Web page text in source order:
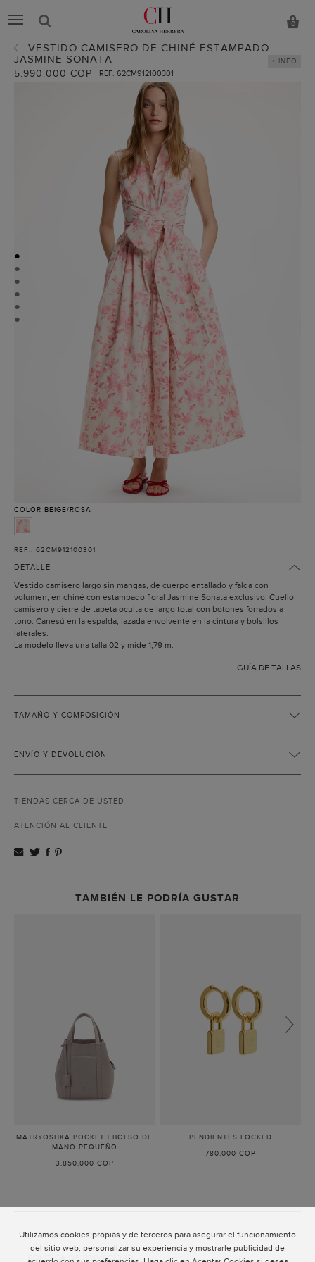
Utilizamos cookies propias y de terceros para asegurar el funcionamiento
del sitio web, personalizar su experiencia y mostrarle publicidad de
0
VESTIDO CAMISERO DE CHINÉ ESTAMPADO
JASMINE SONATA
5.990.000 COP REF. 62CM912100301
+ INFO
●
●
●
●
●
●
COLOR BEIGE/ROSA
REF.: 62CM912100301
DETALLE
Vestido camisero largo sin mangas, de cuerpo entallado y falda con
volumen, en chiné con estampado floral Jasmine Sonata exclusivo. Cuello
camisero y cierre de tapeta oculta de largo total con botones forrados a
tono. Canesú en la espalda, lazada envolvente en la cintura y bolsillos
laterales.
La modelo lleva una talla 02 y mide 1,79 m.
GUÍA DE TALLAS
TAMAÑO Y COMPOSICIÓN
ENVÍO Y DEVOLUCIÓN
TIENDAS CERCA DE USTED
ATENCIÓN AL CLIENTE
TAMBIÉN LE PODRÍA GUSTAR
MATRYOSHKA POCKET | BOLSO DE
MANO PEQUEÑO
3.850.000 COP
PENDIENTES LOCKED
780.000 COP
ATENCIÓN AL CLIENTE
POLÍTICA DE PRIVACIDAD